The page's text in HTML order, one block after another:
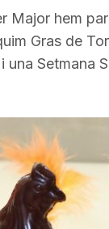
Major hem
Gras de
una Setmana